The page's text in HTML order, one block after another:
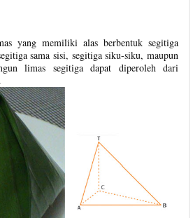
yang memiliki alas berbentuk segitiga
sama sisi, segitiga siku-siku, maupun
limas segitiga dapat diperoleh dari